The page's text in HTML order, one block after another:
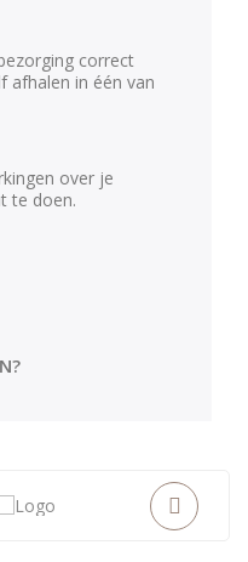
correct
afhalen in één van
over je
te doen.